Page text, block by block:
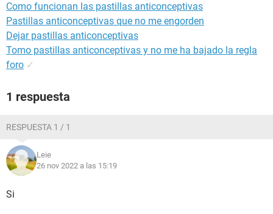
Como funcionan las pastillas anticonceptivas
Pastillas anticonceptivas que no me engorden
Dejar pastillas anticonceptivas
Tomo pastillas anticonceptivas y no me ha bajado la regla
foro ✓
1 respuesta
RESPUESTA 1 / 1
Leie
26 nov 2022 a las 15:19
Si